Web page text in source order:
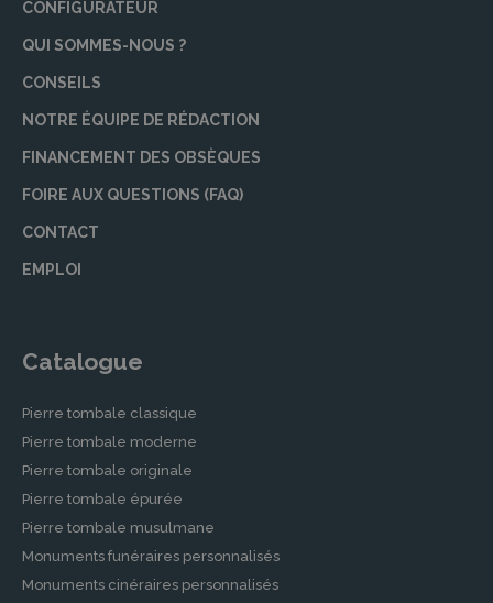
CONFIGURATEUR
QUI SOMMES-NOUS ?
CONSEILS
NOTRE ÉQUIPE DE RÉDACTION
FINANCEMENT DES OBSÈQUES
FOIRE AUX QUESTIONS (FAQ)
CONTACT
EMPLOI
Catalogue
Pierre tombale classique
Pierre tombale moderne
Pierre tombale originale
Pierre tombale épurée
Pierre tombale musulmane
Monuments funéraires personnalisés
Monuments cinéraires personnalisés